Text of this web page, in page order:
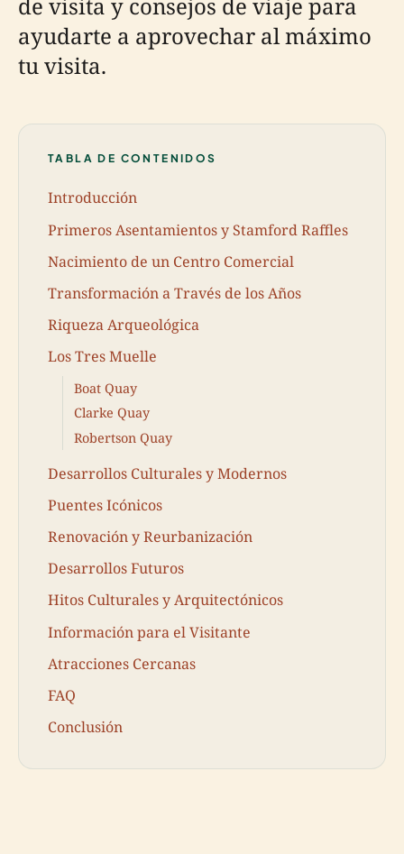
ayudarte a aprovechar al máximo
tu visita.
TABLA DE CONTENIDOS
Introducción
Primeros Asentamientos y Stamford Raffles
Nacimiento de un Centro Comercial
Transformación a Través de los Años
Riqueza Arqueológica
Los Tres Muelle
Boat Quay
Clarke Quay
Robertson Quay
Desarrollos Culturales y Modernos
Puentes Icónicos
Renovación y Reurbanización
Desarrollos Futuros
Hitos Culturales y Arquitectónicos
Información para el Visitante
Atracciones Cercanas
FAQ
Conclusión